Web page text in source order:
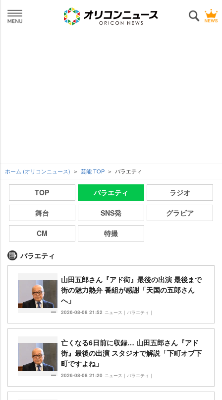
ホーム (オリコンニュース) 芸能 TOP バラエティ
TOP バラエティ ラジオ
舞台 SNS発 グラビア
CM 特撮
バラエティ
山田五郎さん『アド街』最後の出演 最後まで
街の魅力熱弁 番組が感謝「天国の五郎さん
へ」
2026-08-08 21:52 ニュース｜バラエティ｜
亡くなる6日前に収録… 山田五郎さん『アド
街』最後の出演 スタジオで解説「下町オブ下
町ですよね」
2026-08-08 21:20 ニュース｜バラエティ｜